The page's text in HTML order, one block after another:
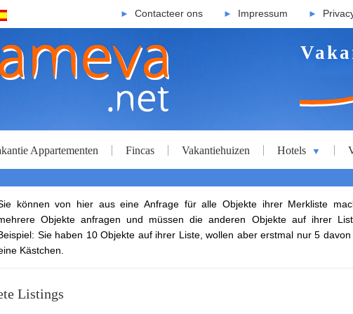
► Contacteer ons ► Impressum ►
Appartementen Fincas Vakantiehuizen Hotels ▼
können von hier aus eine Anfrage für alle Objekte ihrer Merkliste
Objekte anfragen und müssen die anderen Objekte auf ihrer
Sie haben 10 Objekte auf ihrer Liste, wollen aber erstmal nur 5
Kästchen.
Listings